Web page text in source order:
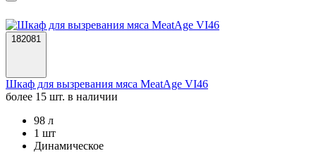
182081
Шкаф для вызревания мяса MeatAge VI46
более 15 шт. в наличии
98 л
1 шт
Динамическое